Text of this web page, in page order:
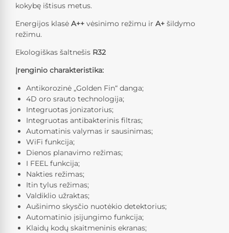
kokybę ištisus metus.
Energijos klasė A++ vėsinimo režimu ir A+ šildymo
režimu.
Ekologiškas šaltnešis R32
Įrenginio charakteristika:
Antikorozinė „Golden Fin“ danga;
4D oro srauto technologija;
Integruotas jonizatorius;
Integruotas antibakterinis filtras;
Automatinis valymas ir sausinimas;
WiFi funkcija;
Dienos planavimo režimas;
I FEEL funkcija;
Nakties režimas;
Itin tylus režimas;
Valdiklio užraktas;
Aušinimo skysčio nuotėkio detektorius;
Automatinio įsijungimo funkcija;
Klaidų kodų skaitmeninis ekranas;